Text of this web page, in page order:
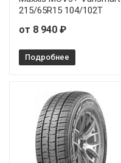
215/65R15 104/102T
от 8 940 ₽
Подробнее